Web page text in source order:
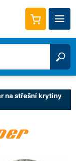
na střešní krytiny